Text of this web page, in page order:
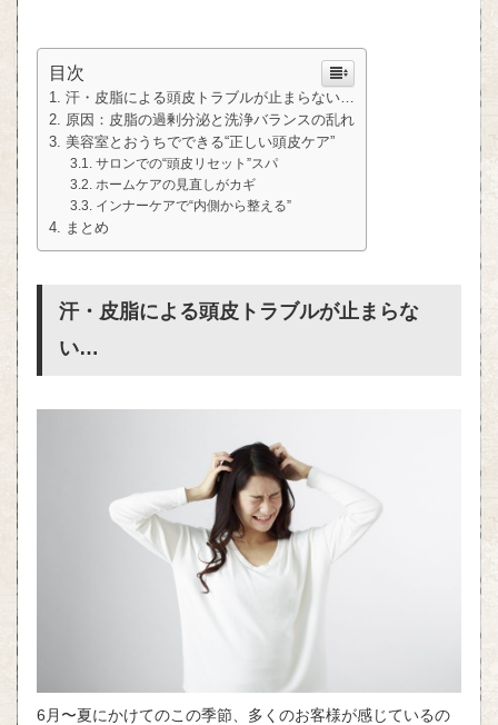
目次
汗・皮脂による頭皮トラブルが止まらない…
原因：皮脂の過剰分泌と洗浄バランスの乱れ
美容室とおうちでできる“正しい頭皮ケア”
サロンでの“頭皮リセット”スパ
ホームケアの見直しがカギ
インナーケアで“内側から整える”
まとめ
汗・皮脂による頭皮トラブルが止まらな
い…
6月〜夏にかけてのこの季節、多くのお客様が感じているの